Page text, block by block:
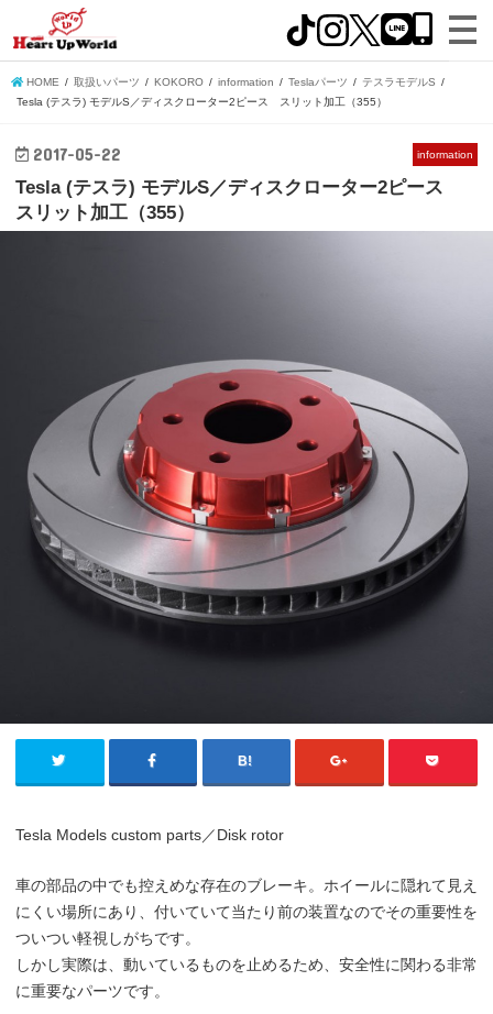
HOME 取扱いパーツ KOKORO information Teslaパーツ
テスラモデルS
Tesla (テスラ) モデルS／ディスクローター2ピース スリット加工（355）
information
2017-05-22
Tesla (テスラ) モデルS／ディスクローター2ピース
スリット加工（355）
Tesla Models custom parts／Disk rotor
車の部品の中でも控えめな存在のブレーキ。ホイールに隠れて見え
にくい場所にあり、付いていて当たり前の装置なのでその重要性を
ついつい軽視しがちです。
しかし実際は、動いているものを止めるため、安全性に関わる非常
に重要なパーツです。